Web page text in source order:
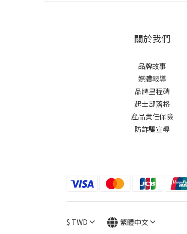
關於我們
品牌故事
媒體報導
品牌里程碑
起士部落格
產品責任保險
防詐騙宣導
$ TWD 繁體中文